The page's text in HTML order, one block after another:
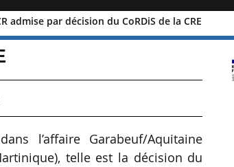
par décision du CoRDiS de la CRE
de la FNCCR
l’affaire Garabeuf/Aquitaine
telle est la décision du